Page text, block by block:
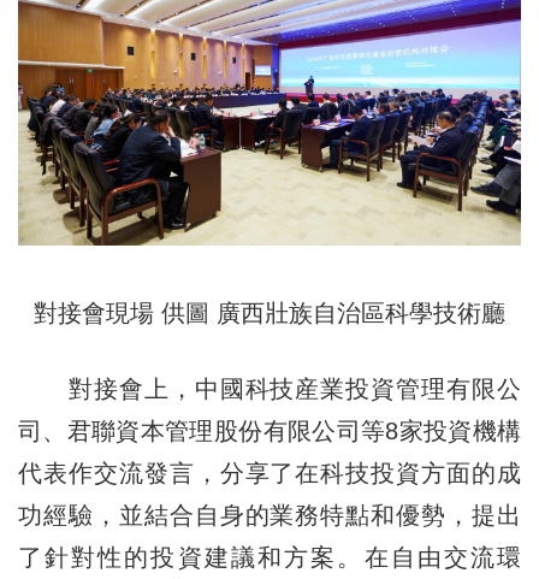
對接會現場 供圖 廣西壯族自治區科學技術廳
對接會上，中國科技産業投資管理有限公
司、君聯資本管理股份有限公司等8家投資機構
代表作交流發言，分享了在科技投資方面的成
功經驗，並結合自身的業務特點和優勢，提出
了針對性的投資建議和方案。在自由交流環